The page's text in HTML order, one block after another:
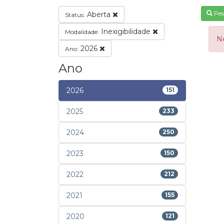
Status: Aberta
Modalidade: Inexigibilidade
Ano: 2026
Ano
2026 151
2025 233
2024 250
2023 150
2022 212
2021 155
2020 121